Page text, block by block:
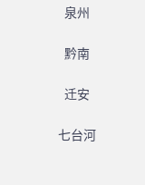
泉州
黔南
迁安
七台河